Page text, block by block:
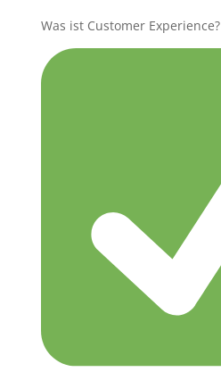
Was ist Customer Experience?